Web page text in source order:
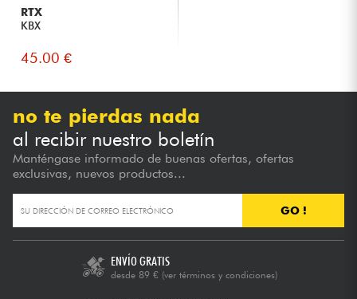
RTX
KBX
45.00 €
no te pierdas nada
al recibir nuestro boletín
Manténgase informado de buenas ofertas, ofertas
exclusivas, nuevos productos...
GO !
ENVÍO GRATIS
desde 89 € (ver términos y condiciones)